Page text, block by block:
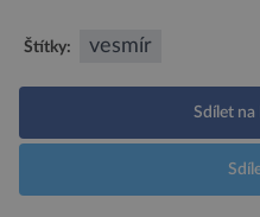
Štítky: vesmír
Sdílet na